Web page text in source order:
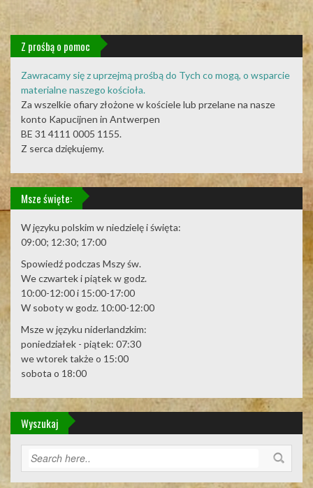
Z prośbą o pomoc
Zawracamy się z uprzejmą prośbą do Tych co mogą, o wsparcie
materialne naszego kościoła.
Za wszelkie ofiary złożone w kościele lub przelane na nasze
konto Kapucijnen in Antwerpen
BE 31 4111 0005 1155.
Z serca dziękujemy.
Msze święte:
W języku polskim w niedzielę i święta:
09:00; 12:30; 17:00
Spowiedź podczas Mszy św.
We czwartek i piątek w godz.
10:00-12:00 i 15:00-17:00
W soboty w godz. 10:00-12:00
Msze w języku niderlandzkim:
poniedziałek - piątek: 07:30
we wtorek także o 15:00
sobota o 18:00
Wyszukaj